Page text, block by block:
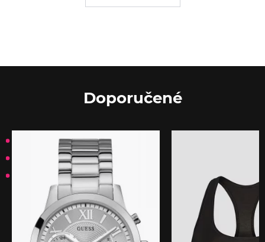
Doporučené